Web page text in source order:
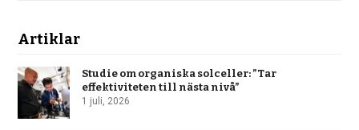
Artiklar
Studie om organiska solceller: ”Tar
effektiviteten till nästa nivå”
1 juli, 2026